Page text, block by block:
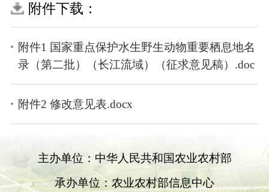
附件下载：
附件1 国家重点保护水生野生动物重要栖息地名
录（第二批）（长江流域）（征求意见稿）.doc
附件2 修改意见表.docx
主办单位：中华人民共和国农业农村部
承办单位：农业农村部信息中心